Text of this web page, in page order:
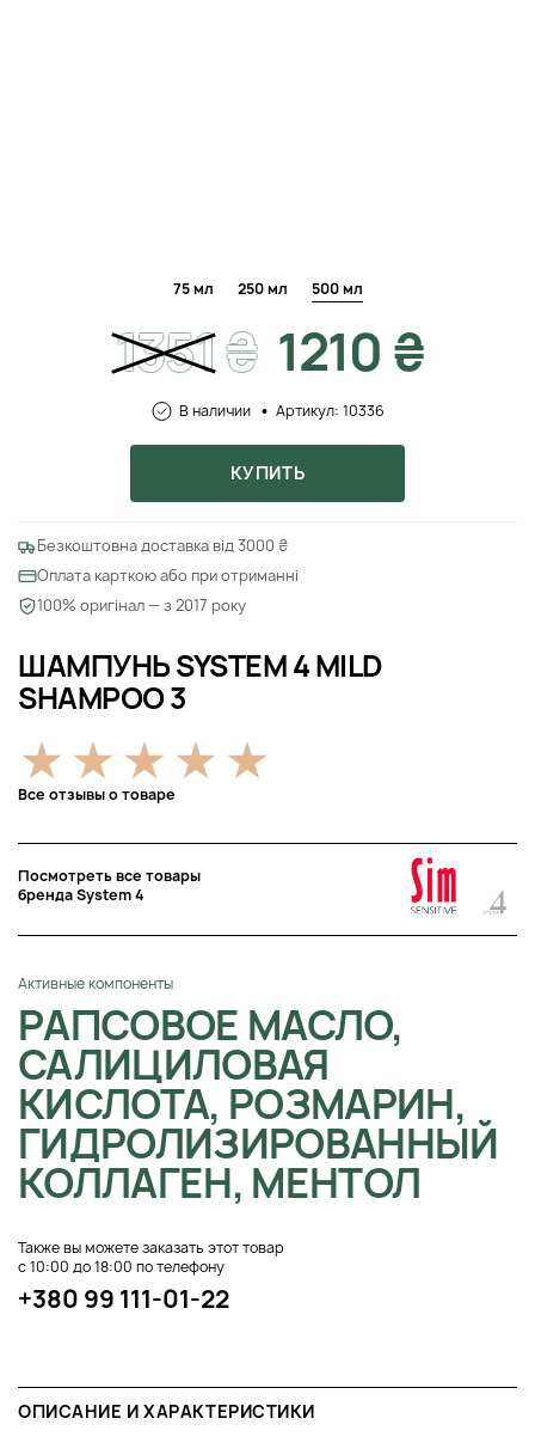
ШАМПУНЬ SYSTEM 4 MILD
SHAMPOO 3
Все отзывы о товаре
Посмотреть все товары
бренда System 4
Активные компоненты
РАПСОВОЕ МАСЛО,
САЛИЦИЛОВАЯ
КИСЛОТА, РОЗМАРИН,
ГИДРОЛИЗИРОВАННЫЙ
КОЛЛАГЕН, МЕНТОЛ
Также вы можете заказать этот товар
с 10:00 до 18:00 по телефону
+380 99 111-01-22
75 мл 250 мл 500 мл
1351₴ 1210 ₴
В наличии Артикул: 10336
КУПИТЬ
Безкоштовна доставка від 3000 ₴
Оплата карткою або при отриманні
100% оригінал — з 2017 року
ОПИСАНИЕ И ХАРАКТЕРИСТИКИ